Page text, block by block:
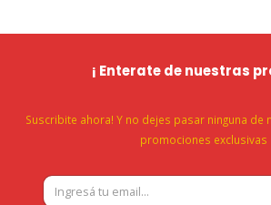
¡ Enterate de nuestras
Suscribite ahora! Y no dejes pasar ninguna de
promociones exclusivas